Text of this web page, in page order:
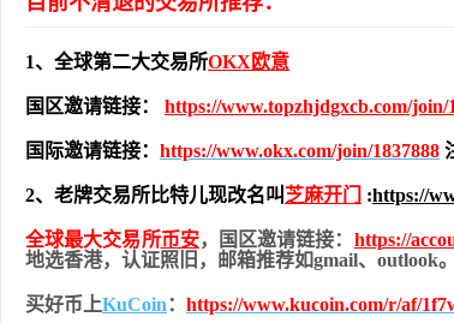
1、全球第二大交易所OKX欧意
国区邀请链接： https://www.topzhjdgxcb.com/join/
国际邀请链接： https://www.okx.com/join/1837888
2、老牌交易所比特儿现改名叫 芝麻开门 :https://
全球最大交易所币安，国区邀请链接： https://
地选香港，认证照旧， 邮箱推荐如gmail、outlook
买好币上KuCoin ： https://www.kucoin.com/r/af/